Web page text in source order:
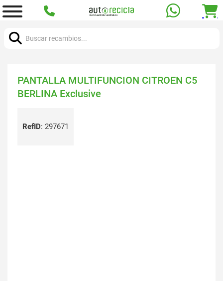
PANTALLA MULTIFUNCION CITROEN C5
BERLINA Exclusive
RefID: 297671